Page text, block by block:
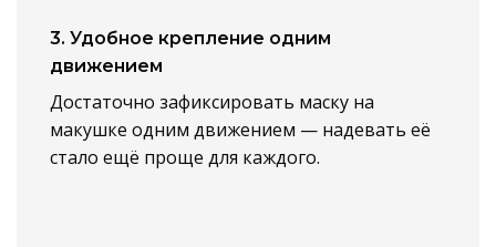
3. Удобное крепление одним
движением
Достаточно зафиксировать маску на
макушке одним движением — надевать её
стало ещё проще для каждого.